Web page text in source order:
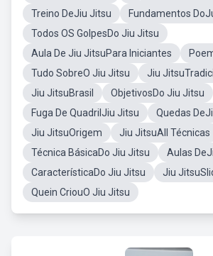
Treino DeJiu Jitsu
Fundamentos
Todos OS GolpesDo Jiu Jitsu
Aula De Jiu JitsuPara Iniciantes
Tudo SobreO Jiu Jitsu
Jiu
Jiu JitsuBrasil
ObjetivosDo Jiu Jitsu
Fuga De QuadrilJiu Jitsu
Quedas
Jiu JitsuOrigem
Jiu JitsuAll Técnicas
Técnica BásicaDo Jiu Jitsu
Aulas
CaracterísticaDo Jiu Jitsu
Jiu
Quein CriouO Jiu Jitsu